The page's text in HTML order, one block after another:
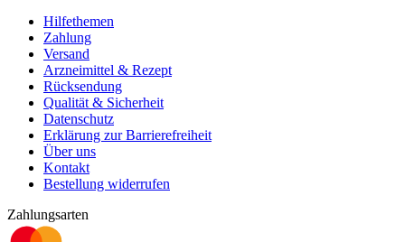
Hilfethemen
Zahlung
Versand
Arzneimittel & Rezept
Rücksendung
Qualität & Sicherheit
Datenschutz
Erklärung zur Barrierefreiheit
Über uns
Kontakt
Bestellung widerrufen
Zahlungsarten